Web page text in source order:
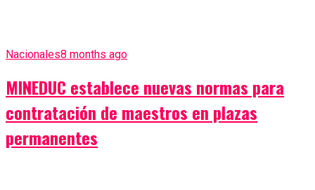
Nacionales8 months ago
MINEDUC establece nuevas normas para
contratación de maestros en plazas
permanentes